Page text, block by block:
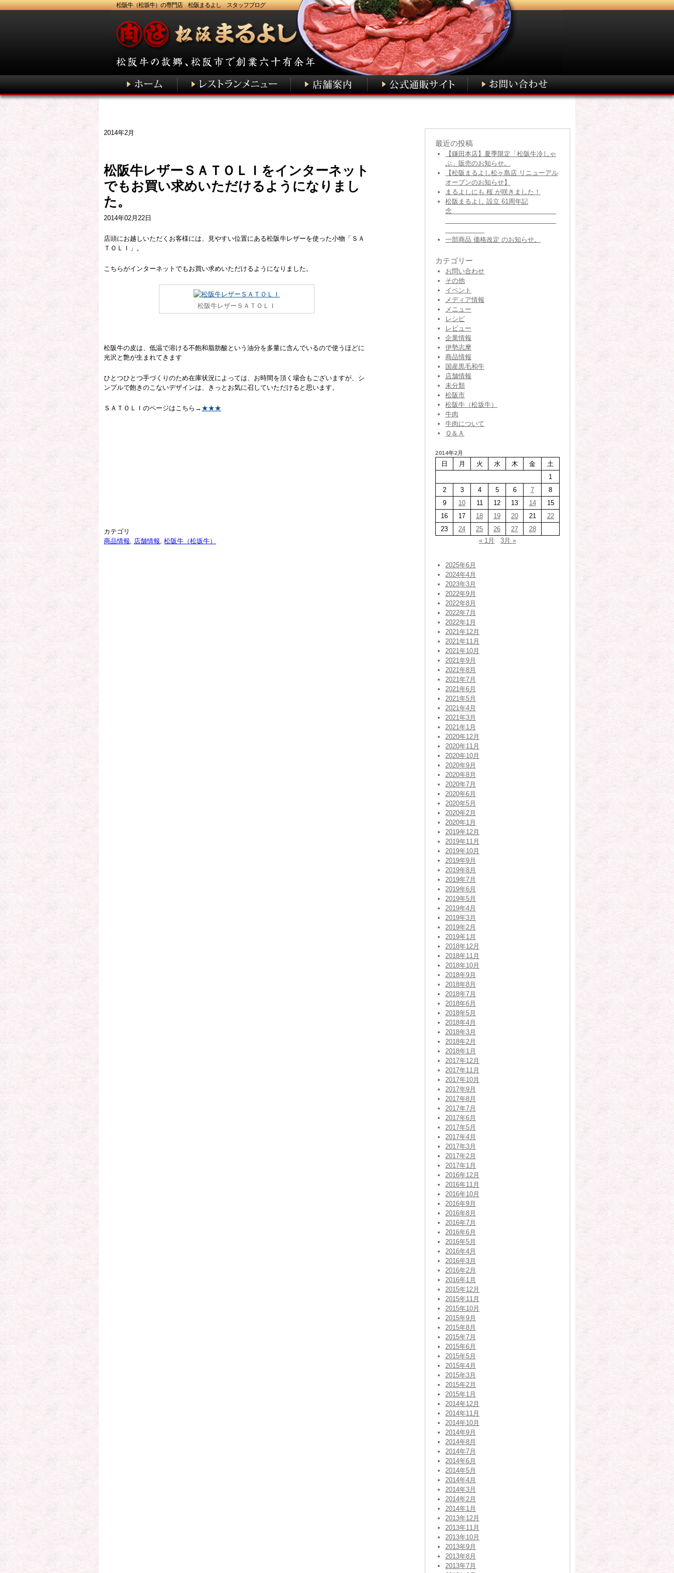
松阪牛（松坂牛）の専門店 松阪まるよし スタッフブログ
2014年2月
松阪牛レザーＳＡＴＯＬＩをインターネット
でもお買い求めいただけるようになりまし
た。
2014年02月22日
店頭にお越しいただくお客様には、見やすい位置にある松阪牛レザーを使った小物「ＳＡ
ＴＯＬＩ」。
こちらがインターネットでもお買い求めいただけるようになりました。
松阪牛レザーＳＡＴＯＬＩ
松阪牛の皮は、低温で溶ける不飽和脂肪酸という油分を多量に含んでいるので使うほどに
光沢と艶が生まれてきます
ひとつひとつ手づくりのため在庫状況によっては、お時間を頂く場合もございますが、シ
ンプルで飽きのこないデザインは、きっとお気に召していただけると思います。
ＳＡＴＯＬＩのページはこちら→ ★★★
カテゴリ
商品情報, 店舗情報, 松阪牛（松坂牛）
最近の投稿
【鎌田本店】夏季限定「松阪牛冷しゃ
ぶ」販売のお知らせ。
【松阪まるよし松ヶ島店 リニューアル
オープンのお知らせ】
まるよしにも 桜 が咲きました！
松阪まるよし 設立 61周年記
念
一部商品 価格改定 のお知らせ。
カテゴリー
お問い合わせ
その他
イベント
メディア情報
メニュー
レシピ
レビュー
企業情報
伊勢志摩
商品情報
国産黒毛和牛
店舗情報
未分類
松阪市
松阪牛（松坂牛）
牛肉
牛肉について
Ｑ＆Ａ
2014年2月
日 月 火 水 木 金
土
1
2
3 4 5 6 7
8
9
10 11 12 13 14
15
16
17 18 19 20 21
22
23
24 25 26 27
28
« 1月
3月 »
2025年6月
2024年4月
2023年3月
2022年9月
2022年8月
2022年7月
2022年1月
2021年12月
2021年11月
2021年10月
2021年9月
2021年8月
2021年7月
2021年6月
2021年5月
2021年4月
2021年3月
2021年1月
2020年12月
2020年11月
2020年10月
2020年9月
2020年8月
2020年7月
2020年6月
2020年5月
2020年2月
2020年1月
2019年12月
2019年11月
2019年10月
2019年9月
2019年8月
2019年7月
2019年6月
2019年5月
2019年4月
2019年3月
2019年2月
2019年1月
2018年12月
2018年11月
2018年10月
2018年9月
2018年8月
2018年7月
2018年6月
2018年5月
2018年4月
2018年3月
2018年2月
2018年1月
2017年12月
2017年11月
2017年10月
2017年9月
2017年8月
2017年7月
2017年6月
2017年5月
2017年4月
2017年3月
2017年2月
2017年1月
2016年12月
2016年11月
2016年10月
2016年9月
2016年8月
2016年7月
2016年6月
2016年5月
2016年4月
2016年3月
2016年2月
2016年1月
2015年12月
2015年11月
2015年10月
2015年9月
2015年8月
2015年7月
2015年6月
2015年5月
2015年4月
2015年3月
2015年2月
2015年1月
2014年12月
2014年11月
2014年10月
2014年9月
2014年8月
2014年7月
2014年6月
2014年5月
2014年4月
2014年3月
2014年2月
2014年1月
2013年12月
2013年11月
2013年10月
2013年9月
2013年8月
2013年7月